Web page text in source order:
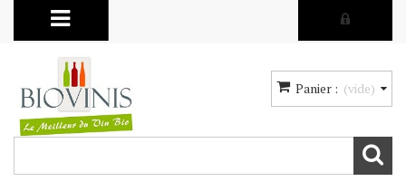
Panier : (vide)